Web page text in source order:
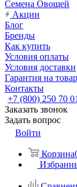
Семена Овощей
Акции
Блог
Бренды
Как купить
Условия оплаты
Условия доставки
Гарантия на товар
Контакты
+7 (800) 250 70 01
Заказать звонок
Задать вопрос
Войти
Корзина